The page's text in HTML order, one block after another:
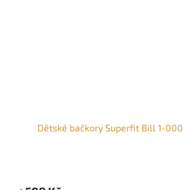
Dětské bačkory Superfit Bill 1-